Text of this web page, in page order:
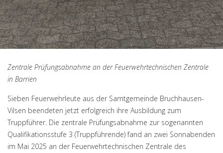
Zentrale Prüfungsabnahme an der Feuerwehrtechnischen Zentrale
in Barrien
Sieben Feuerwehrleute aus der Samtgemeinde Bruchhausen-
Vilsen beendeten jetzt erfolgreich ihre Ausbildung zum
Truppführer. Die zentrale Prüfungsabnahme zur sogenannten
Qualifikationsstufe 3 (Truppführende) fand an zwei Sonnabenden
im Mai 2025 an der Feuerwehrtechnischen Zentrale des